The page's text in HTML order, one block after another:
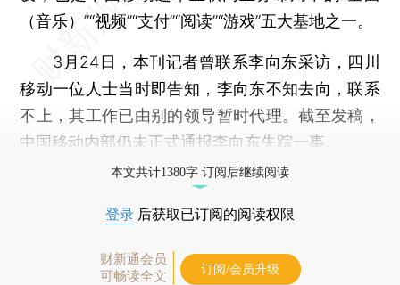
（音乐）”“视频”“支付”“阅读”“游戏”五大基地之一。
3月24日，本刊记者曾联系李向东采访，四川
移动一位人士当时即告知，李向东不知去向，联系
不上，其工作已由别的领导暂时代理。截至发稿，
中国移动内部仍未正式通报李向东失踪一事。
本文共计1380字 订阅后继续阅读
登录 后获取已订阅的阅读权限
财新通会员
可畅读全文
订阅/会员升级